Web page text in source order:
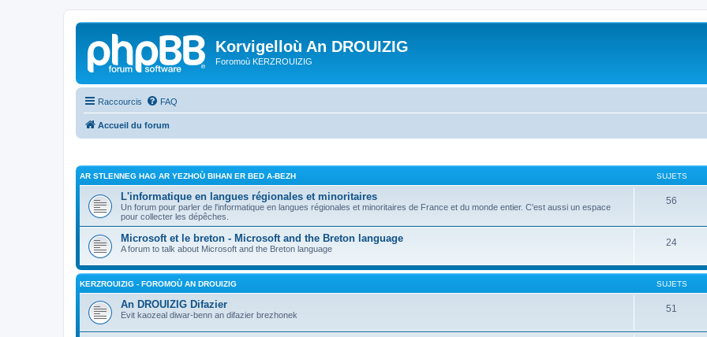
Korvigelloù An DROUIZIG
Foromoù KERZROUIZIG
Raccourcis FAQ
Accueil du forum
AR STLENNEG HAG AR YEZHOÙ BIHAN ER BED A-BEZH SUJETS
L'informatique en langues régionales et minoritaires
Un forum pour parler de l'informatique en langues régionales et minoritaires de France et du monde entier. C'est aussi un espace
pour collecter les dépêches.
56
Microsoft et le breton - Microsoft and the Breton language
A forum to talk about Microsoft and the Breton language
24
KERZROUIZIG - FOROMOÙ AN DROUIZIG SUJETS
An DROUIZIG Difazier
Evit kaozeal diwar-benn an difazier brezhonek
51